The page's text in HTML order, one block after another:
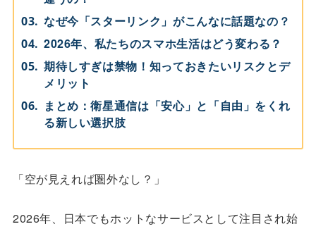
なぜ今「スターリンク」がこんなに話題なの？
2026年、私たちのスマホ生活はどう変わる？
期待しすぎは禁物！知っておきたいリスクとデ
メリット
まとめ：衛星通信は「安心」と「自由」をくれ
る新しい選択肢
「空が見えれば圏外なし？」
2026年、日本でもホットなサービスとして注目され始